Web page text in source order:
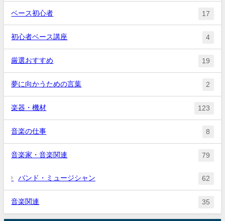
ベース初心者 17
初心者ベース講座 4
厳選おすすめ 19
夢に向かうための言葉 2
楽器・機材 123
音楽の仕事 8
音楽家・音楽関連 79
バンド・ミュージシャン 62
音楽関連 35